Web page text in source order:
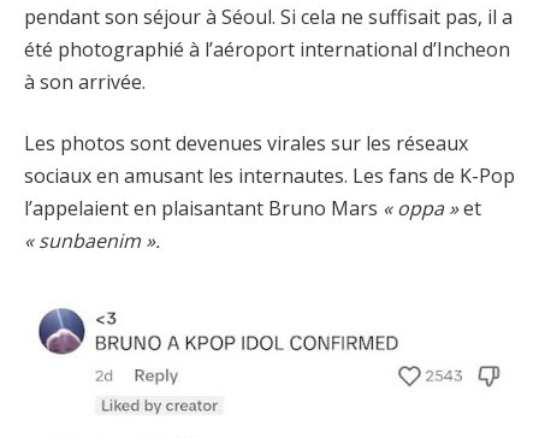
pendant son séjour à Séoul. Si cela ne suffisait pas, il a
été photographié à l’aéroport international d’Incheon
à son arrivée.
Les photos sont devenues virales sur les réseaux
sociaux en amusant les internautes. Les fans de K-Pop
l’appelaient en plaisantant Bruno Mars « oppa »et
« sunbaenim ».